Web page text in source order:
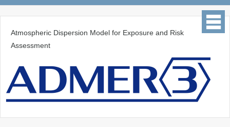
Atmospheric Dispersion Model for Exposure and Risk
Assessment